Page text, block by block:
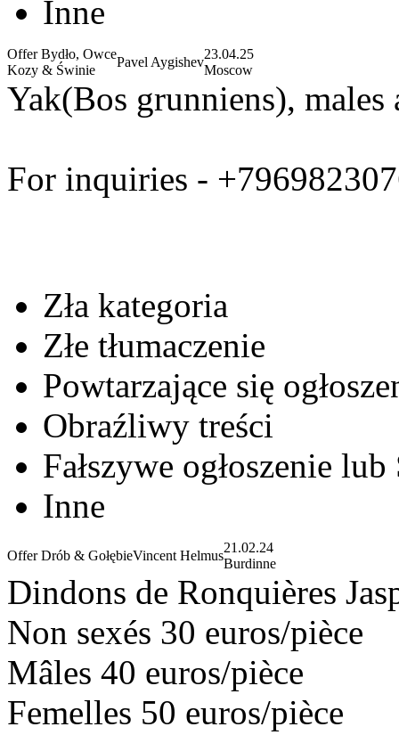
Inne
Offer Bydło, Owce
Kozy & Świnie
Pavel Aygishev
23.04.25
Moscow
Yak(Bos grunniens),
For inquiries -
Zła kategoria
Złe tłumaczenie
Powtarzające się
Obraźliwy treści
Fałszywe ogłoszenie lub
Inne
Offer Drób & GołębieVincent Helmus
21.02.24
Burdinne
Dindons de Ronquières
Non sexés 30 euros/pièce
Mâles 40 euros/pièce
Femelles 50 euros/pièce